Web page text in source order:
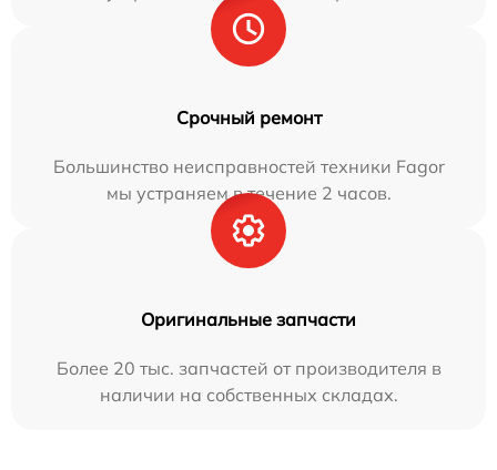
Срочный ремонт
Большинство неисправностей техники Fagor
мы устраняем в течение 2 часов.
Оригинальные запчасти
Более 20 тыс. запчастей от производителя в
наличии на собственных складах.